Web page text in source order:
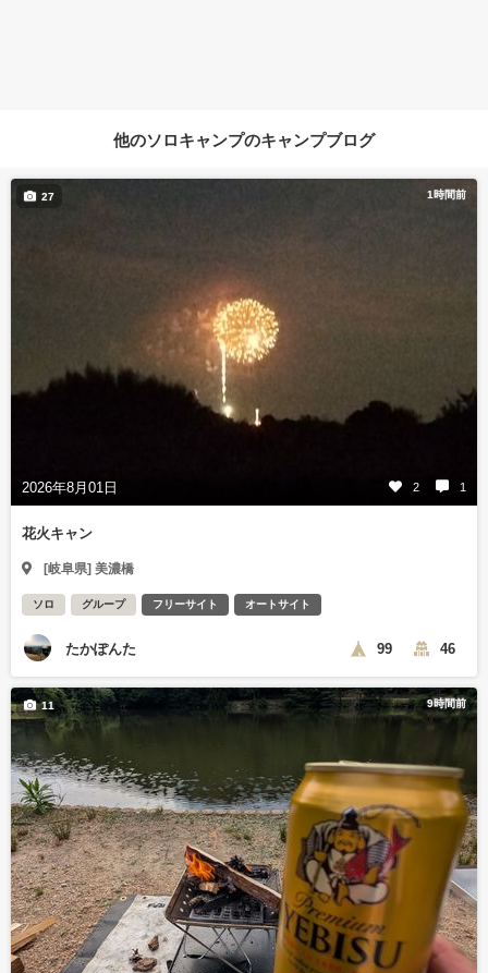
他のソロキャンプのキャンプブログ
1時間前
2026年8月01日 2 1
27
花火キャン
[岐阜県] 美濃橋
ソロ グループ フリーサイト オートサイト
たかぽんた 99 46
9時間前
11